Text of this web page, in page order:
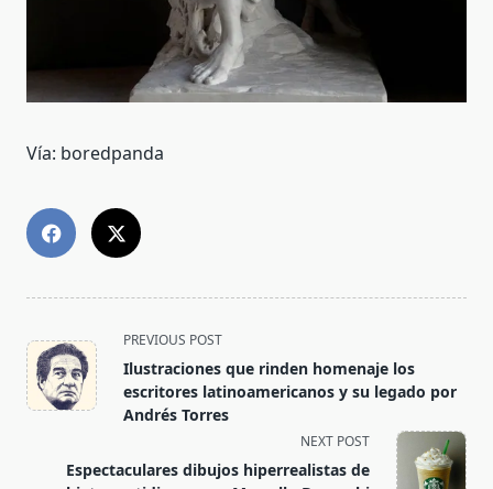
Vía: boredpanda
<span
class="nav-
subtitle
screen-
text">Page</span>
PREVIOUS POST
Ilustraciones que rinden homenaje los
escritores latinoamericanos y su legado por
Andrés Torres
NEXT POST
Espectaculares dibujos hiperrealistas de